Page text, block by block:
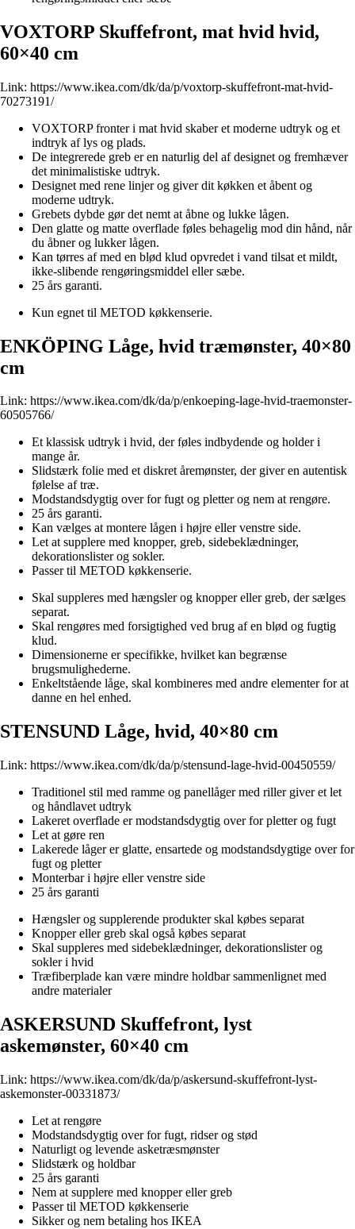
VOXTORP Skuffefront, mat hvid hvid,
60×40 cm
Link: https://www.ikea.com/dk/da/p/voxtorp-skuffefront-mat-hvid-
70273191/
VOXTORP fronter i mat hvid skaber et moderne udtryk og et
indtryk af lys og plads.
De integrerede greb er en naturlig del af designet og fremhæver
det minimalistiske udtryk.
Designet med rene linjer og giver dit køkken et åbent og
moderne udtryk.
Grebets dybde gør det nemt at åbne og lukke lågen.
Den glatte og matte overflade føles behagelig mod din hånd, når
du åbner og lukker lågen.
Kan tørres af med en blød klud opvredet i vand tilsat et mildt,
ikke-slibende rengøringsmiddel eller sæbe.
25 års garanti.
Kun egnet til METOD køkkenserie.
ENKÖPING Låge, hvid træmønster, 40×80
cm
Link: https://www.ikea.com/dk/da/p/enkoeping-lage-hvid-traemonster-
60505766/
Et klassisk udtryk i hvid, der føles indbydende og holder i
mange år.
Slidstærk folie med et diskret åremønster, der giver en autentisk
følelse af træ.
Modstandsdygtig over for fugt og pletter og nem at rengøre.
25 års garanti.
Kan vælges at montere lågen i højre eller venstre side.
Let at supplere med knopper, greb, sidebeklædninger,
dekorationslister og sokler.
Passer til METOD køkkenserie.
Skal suppleres med hængsler og knopper eller greb, der sælges
separat.
Skal rengøres med forsigtighed ved brug af en blød og fugtig
klud.
Dimensionerne er specifikke, hvilket kan begrænse
brugsmulighederne.
Enkeltstående låge, skal kombineres med andre elementer for at
danne en hel enhed.
STENSUND Låge, hvid, 40×80 cm
Link: https://www.ikea.com/dk/da/p/stensund-lage-hvid-00450559/
Traditionel stil med ramme og panellåger med riller giver et let
og håndlavet udtryk
Lakeret overflade er modstandsdygtig over for pletter og fugt
Let at gøre ren
Lakerede låger er glatte, ensartede og modstandsdygtige over for
fugt og pletter
Monterbar i højre eller venstre side
25 års garanti
Hængsler og supplerende produkter skal købes separat
Knopper eller greb skal også købes separat
Skal suppleres med sidebeklædninger, dekorationslister og
sokler i hvid
Træfiberplade kan være mindre holdbar sammenlignet med
andre materialer
ASKERSUND Skuffefront, lyst
askemønster, 60×40 cm
Link: https://www.ikea.com/dk/da/p/askersund-skuffefront-lyst-
askemonster-00331873/
Let at rengøre
Modstandsdygtig over for fugt, ridser og stød
Naturligt og levende asketræsmønster
Slidstærk og holdbar
25 års garanti
Nem at supplere med knopper eller greb
Passer til METOD køkkenserie
Sikker og nem betaling hos IKEA